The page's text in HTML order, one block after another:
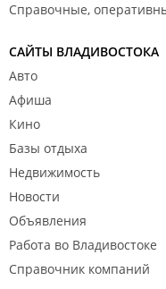
Справочные,
САЙТЫ ВЛАДИВОСТОКА
Авто
Афиша
Кино
Базы отдыха
Недвижимость
Новости
Объявления
Работа во Владивостоке
Справочник компаний